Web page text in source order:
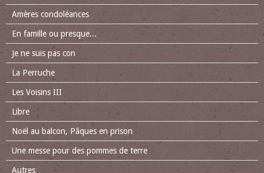
Amères condoléances
En famille ou presque...
Je ne suis pas con
La Perruche
Les Voisins III
Libre
Noël au balcon, Pâques en prison
Une messe pour des pommes de terre
Autres